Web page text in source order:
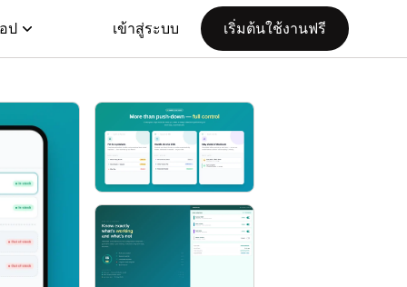
ป เข้าสู่ระบบ เริ่มต้นใช้งานฟรี